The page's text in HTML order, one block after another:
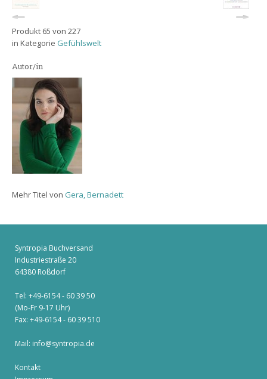
Produkt 65 von 227
in Kategorie Gefühlswelt
Autor/in
Mehr Titel von Gera, Bernadett
Syntropia Buchversand
Industriestraße 20
64380 Roßdorf
Tel: +49-6154 - 60 39 50
(Mo-Fr 9-17 Uhr)
Fax: +49-6154 - 60 39 510
Mail: info@syntropia.de
Kontakt